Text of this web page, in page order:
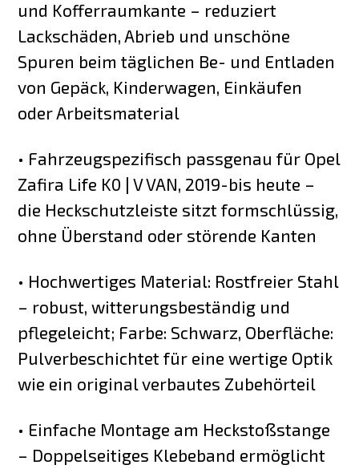
und Kofferraumkante – reduziert
Lackschäden, Abrieb und unschöne
Spuren beim täglichen Be- und Entladen
von Gepäck, Kinderwagen, Einkäufen
oder Arbeitsmaterial
• Fahrzeugspezifisch passgenau für Opel
Zafira Life K0 | V VAN, 2019-bis heute –
die Heckschutzleiste sitzt formschlüssig,
ohne Überstand oder störende Kanten
• Hochwertiges Material: Rostfreier Stahl
– robust, witterungsbeständig und
pflegeleicht; Farbe: Schwarz, Oberfläche:
Pulverbeschichtet für eine wertige Optik
wie ein original verbautes Zubehörteil
• Einfache Montage am Heckstoßstange
– Doppelseitiges Klebeband ermöglicht